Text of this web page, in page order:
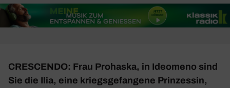
CRESCENDO: Frau Prohaska, in Ideo­meno sind
Sie die Ilia, eine kriegs­ge­fan­gene Prin­zessin,